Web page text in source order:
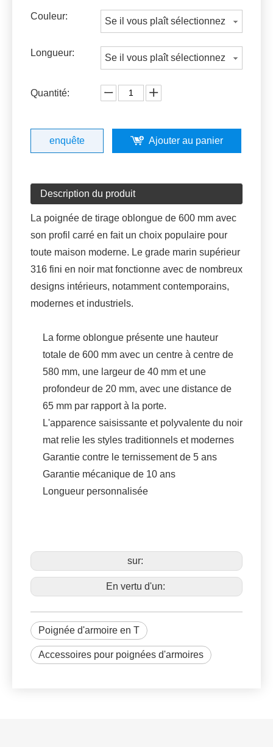
Couleur: Se il vous plaît sélectionnez
Longueur: Se il vous plaît sélectionnez
Quantité:
enquête Ajouter au panier
Description du produit
La poignée de tirage oblongue de 600 mm avec
son profil carré en fait un choix populaire pour
toute maison moderne. Le grade marin supérieur
316 fini en noir mat fonctionne avec de nombreux
designs intérieurs, notamment contemporains,
modernes et industriels.
La forme oblongue présente une hauteur
totale de 600 mm avec un centre à centre de
580 mm, une largeur de 40 mm et une
profondeur de 20 mm, avec une distance de
65 mm par rapport à la porte.
L'apparence saisissante et polyvalente du noir
mat relie les styles traditionnels et modernes
Garantie contre le ternissement de 5 ans
Garantie mécanique de 10 ans
Longueur personnalisée
sur:
En vertu d'un:
Poignée d'armoire en T
Accessoires pour poignées d'armoires